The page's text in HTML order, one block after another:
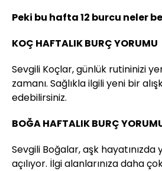
Peki bu hafta 12 burcu neler
KOÇ HAFTALIK BURÇ YORUMU
Sevgili Koçlar, günlük rutininizi
zamanı. Sağlıkla ilgili yeni bir
edebilirsiniz.
BOĞA HAFTALIK BURÇ
Sevgili Boğalar, aşk
açılıyor. İlgi alanlarınıza daha